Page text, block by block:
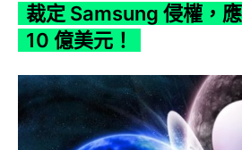
裁定 Samsung 侵權，
10 億美元！